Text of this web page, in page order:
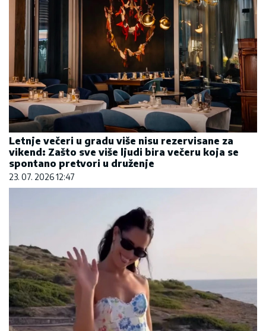
Letnje večeri u gradu više nisu rezervisane za
vikend: Zašto sve više ljudi bira večeru koja se
spontano pretvori u druženje
23. 07. 2026 12:47